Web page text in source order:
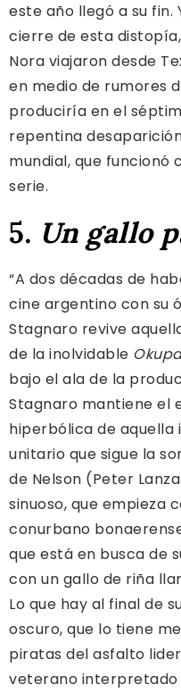
este año llegó a su
cierre de esta
Nora viajaron desde
en medio de rumores
produciría en el
repentina
mundial, que funcionó
serie.
5. Un gallo
“A dos décadas de
cine argentino con su
Stagnaro revive
de la inolvidable
bajo el ala de la
Stagnaro mantiene el
hiperbólica de
unitario que sigue la
de Nelson (Peter
sinuoso, que empieza
conurbano
que está en busca de
con un gallo de riña
Lo que hay al final de
oscuro, que lo tiene
piratas del asfalto
veterano interpretado